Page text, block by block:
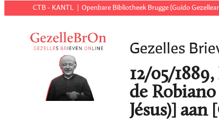
CTB - KANTL Openbare Bibliotheek Brugge (Guido
Gezelles
12/05/
de
Jésus)]